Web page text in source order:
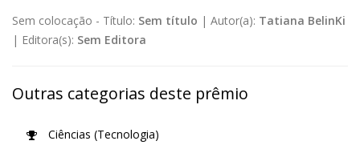
Sem colocação - Título: Sem título | Autor(a): Tatiana BelinKi
| Editora(s): Sem Editora
Outras categorias deste prêmio
Ciências (Tecnologia)